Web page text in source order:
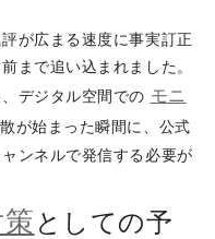
が広まる速度に事実訂正
まで追い込まれました。
デジタル空間での モニ
が始まった瞬間に、公式
ンネルで発信する必要が
としての予